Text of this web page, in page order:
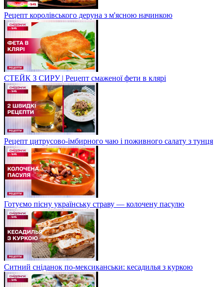
Рецепт королівського деруна з м'ясною начинкою
СТЕЙК З СИРУ | Рецепт смаженої фети в клярі
Рецепт цитрусово-імбирного чаю і поживного салату з тунця
Готуємо пісну українську страву — колочену пасулю
Ситний сніданок по-мексиканськи: кесадилья з куркою